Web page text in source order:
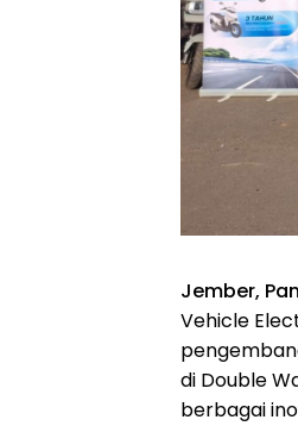
Jember,
Vehicle
di Double
berbagai